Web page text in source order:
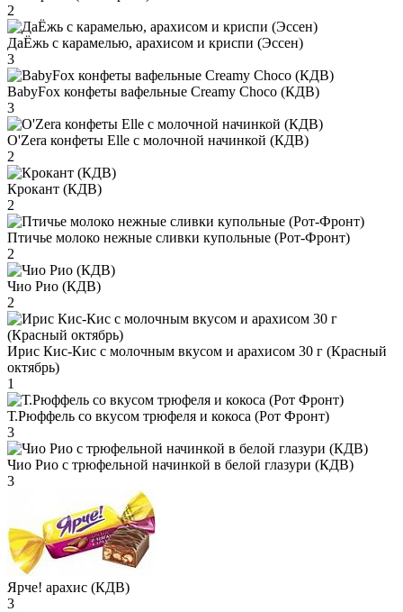
2
ДаЁжь с карамелью, арахисом и криспи (Эссен)
3
BabyFox конфеты вафельные Creamy Choco (КДВ)
3
O'Zera конфеты Elle с молочной начинкой (КДВ)
2
Крокант (КДВ)
2
Птичье молоко нежные сливки купольные (Рот-Фронт)
2
Чио Рио (КДВ)
2
Ирис Кис-Кис с молочным вкусом и арахисом 30 г (Красный
октябрь)
1
Т.Рюффель со вкусом трюфеля и кокоса (Рот Фронт)
3
Чио Рио с трюфельной начинкой в белой глазури (КДВ)
3
Ярче! арахис (КДВ)
3